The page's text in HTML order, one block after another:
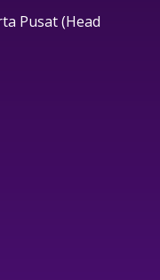
Pusat (Head